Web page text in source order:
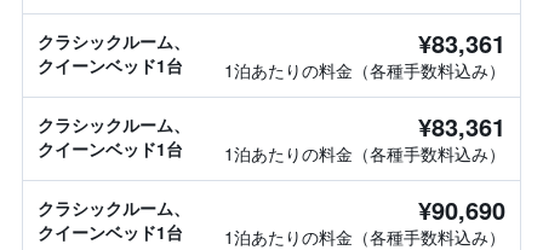
クラシックルーム、
クイーンベッド1台
¥83,361
1泊あたりの料金（各種手数料込み）
クラシックルーム、
クイーンベッド1台
¥83,361
1泊あたりの料金（各種手数料込み）
クラシックルーム、
クイーンベッド1台
¥90,690
1泊あたりの料金（各種手数料込み）